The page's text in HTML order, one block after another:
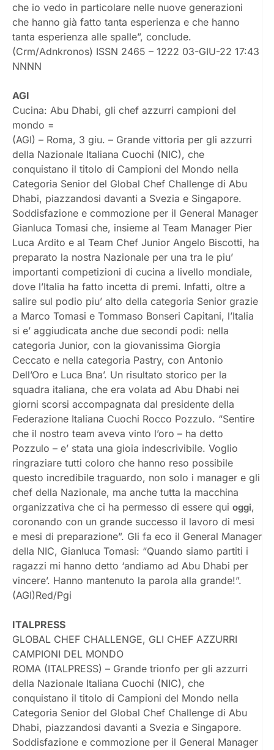
che io vedo in particolare nelle nuove generazioni
che hanno già fatto tanta esperienza e che hanno
tanta esperienza alle spalle”, conclude.
(Crm/Adnkronos) ISSN 2465 – 1222 03-GIU-22 17:43
NNNN
AGI
Cucina: Abu Dhabi, gli chef azzurri campioni del
mondo =
(AGI) – Roma, 3 giu. – Grande vittoria per gli azzurri
della Nazionale Italiana Cuochi (NIC), che
conquistano il titolo di Campioni del Mondo nella
Categoria Senior del Global Chef Challenge di Abu
Dhabi, piazzandosi davanti a Svezia e Singapore.
Soddisfazione e commozione per il General Manager
Gianluca Tomasi che, insieme al Team Manager Pier
Luca Ardito e al Team Chef Junior Angelo Biscotti, ha
preparato la nostra Nazionale per una tra le piu’
importanti competizioni di cucina a livello mondiale,
dove l’Italia ha fatto incetta di premi. Infatti, oltre a
salire sul podio piu’ alto della categoria Senior grazie
a Marco Tomasi e Tommaso Bonseri Capitani, l’Italia
si e’ aggiudicata anche due secondi podi: nella
categoria Junior, con la giovanissima Giorgia
Ceccato e nella categoria Pastry, con Antonio
Dell’Oro e Luca Bna’. Un risultato storico per la
squadra italiana, che era volata ad Abu Dhabi nei
giorni scorsi accompagnata dal presidente della
Federazione Italiana Cuochi Rocco Pozzulo. “Sentire
che il nostro team aveva vinto l’oro – ha detto
Pozzulo – e’ stata una gioia indescrivibile. Voglio
ringraziare tutti coloro che hanno reso possibile
questo incredibile traguardo, non solo i manager e gli
chef della Nazionale, ma anche tutta la macchina
organizzativa che ci ha permesso di essere qui oggi,
coronando con un grande successo il lavoro di mesi
e mesi di preparazione”. Gli fa eco il General Manager
della NIC, Gianluca Tomasi: “Quando siamo partiti i
ragazzi mi hanno detto ‘andiamo ad Abu Dhabi per
vincere’. Hanno mantenuto la parola alla grande!”.
(AGI)Red/Pgi
ITALPRESS
GLOBAL CHEF CHALLENGE, GLI CHEF AZZURRI
CAMPIONI DEL MONDO
ROMA (ITALPRESS) – Grande trionfo per gli azzurri
della Nazionale Italiana Cuochi (NIC), che
conquistano il titolo di Campioni del Mondo nella
Categoria Senior del Global Chef Challenge di Abu
Dhabi, piazzandosi davanti a Svezia e Singapore.
Soddisfazione e commozione per il General Manager